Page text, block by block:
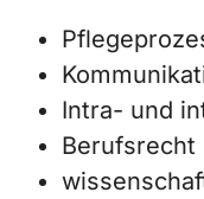
Intra- und
Berufsrecht